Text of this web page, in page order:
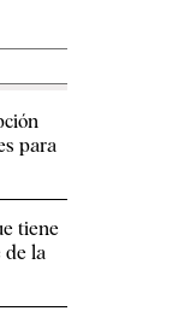
para
tiene
de la